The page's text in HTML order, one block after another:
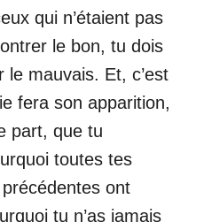
qui n’étaient pas
le bon, tu dois
mauvais. Et, c’est
fera son apparition,
part, que tu
toutes tes
ont
tu n’as jamais